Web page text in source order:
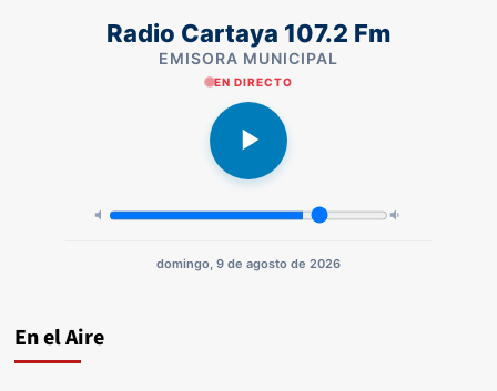
Radio Cartaya 107.2 Fm
EMISORA MUNICIPAL
EN DIRECTO
domingo, 9 de agosto de 2026
En el Aire